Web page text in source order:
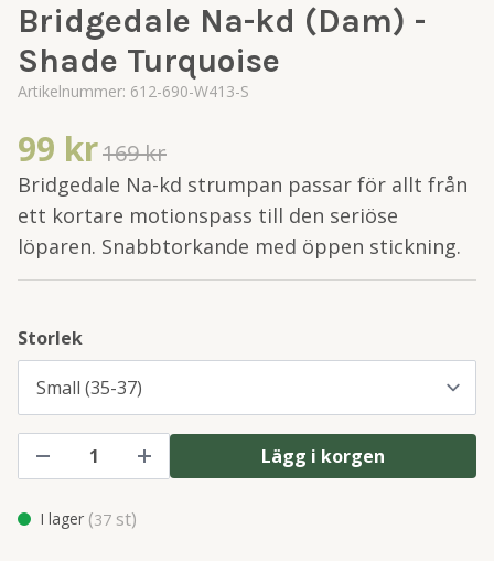
Bridgedale Na-kd (Dam) -
Shade Turquoise
Artikelnummer: 612-690-W413-S
99 kr169 kr
Bridgedale Na-kd strumpan passar för allt från
ett kortare motionspass till den seriöse
löparen. Snabbtorkande med öppen stickning.
Storlek
Lägg i korgen
I lager (37 st)